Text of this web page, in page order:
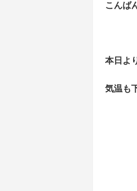
こんば
本日よ
気温も